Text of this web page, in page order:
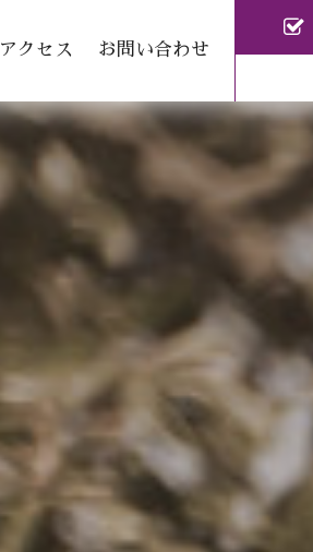
アクセス お問い合わせ